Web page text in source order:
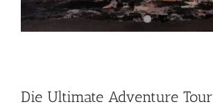
Die Ultimate Adventure Tour